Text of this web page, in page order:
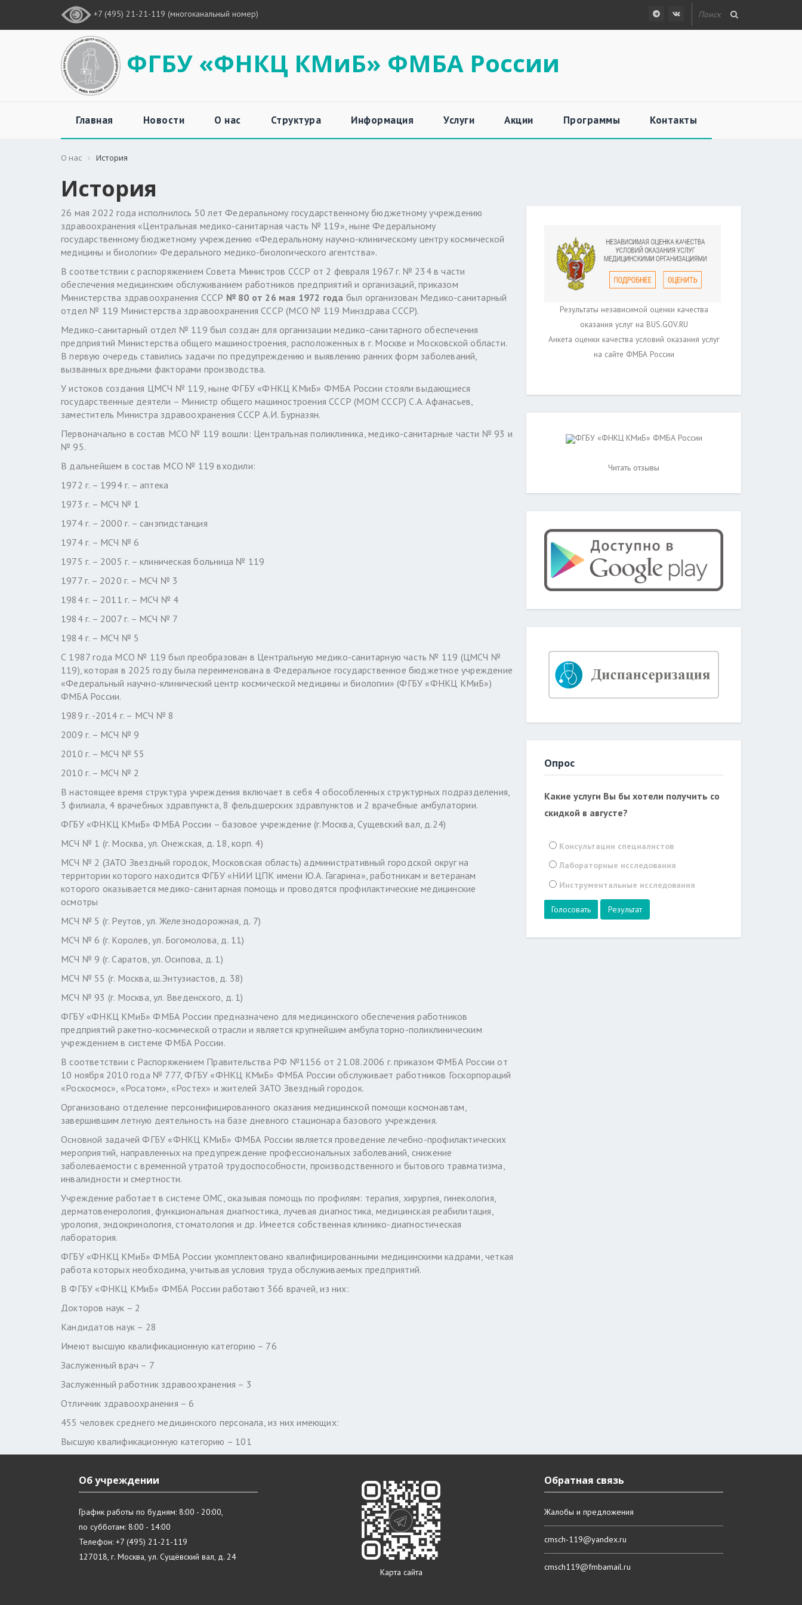
+7 (495) 21-21-119 (многоканальный номер)
ФГБУ «ФНКЦ КМиБ» ФМБА России
Главная Новости О нас Структура Информация Услуги Акции Программы Контакты
О нас История
История
26 мая 2022 года исполнилось 50 лет Федеральному государственному бюджетному учреждению
здравоохранения «Центральная медико-санитарная часть № 119», ныне Федеральному
государственному бюджетному учреждению «Федеральному научно-клиническому центру космической
медицины и биологии» Федерального медико-биологического агентства».
В соответствии с распоряжением Совета Министров СССР от 2 февраля 1967 г. № 234 в части
обеспечения медицинским обслуживанием работников предприятий и организаций, приказом
Министерства здравоохранения СССР № 80 от 26 мая 1972 года был организован Медико-санитарный
отдел № 119 Министерства здравоохранения СССР (МСО № 119 Минздрава СССР).
Медико-санитарный отдел № 119 был создан для организации медико-санитарного обеспечения
предприятий Министерства общего машиностроения, расположенных в г. Москве и Московской области.
В первую очередь ставились задачи по предупреждению и выявлению ранних форм заболеваний,
вызванных вредными факторами производства.
У истоков создания ЦМСЧ № 119, ныне ФГБУ «ФНКЦ КМиБ» ФМБА России стояли выдающиеся
государственные деятели – Министр общего машиностроения СССР (МОМ СССР) С.А. Афанасьев,
заместитель Министра здравоохранения СССР А.И. Бурназян.
Первоначально в состав МСО № 119 вошли: Центральная поликлиника, медико-санитарные части № 93 и
№ 95.
В дальнейшем в состав МСО № 119 входили:
1972 г. – 1994 г. – аптека
1973 г. – МСЧ № 1
1974 г. – 2000 г. – санэпидстанция
1974 г. – МСЧ № 6
1975 г. – 2005 г. – клиническая больница № 119
1977 г. – 2020 г. – МСЧ № 3
1984 г. – 2011 г. – МСЧ № 4
1984 г. – 2007 г. – МСЧ № 7
1984 г. – МСЧ № 5
С 1987 года МСО № 119 был преобразован в Центральную медико-санитарную часть № 119 (ЦМСЧ №
119), которая в 2025 году была переименована в Федеральное государственное бюджетное учреждение
«Федеральный научно-клинический центр космической медицины и биологии» (ФГБУ «ФНКЦ КМиБ»)
ФМБА России.
1989 г. -2014 г. – МСЧ № 8
2009 г. – МСЧ № 9
2010 г. – МСЧ № 55
2010 г. – МСЧ № 2
В настоящее время структура учреждения включает в себя 4 обособленных структурных подразделения,
3 филиала, 4 врачебных здравпункта, 8 фельдшерских здравпунктов и 2 врачебные амбулатории.
ФГБУ «ФНКЦ КМиБ» ФМБА России – базовое учреждение (г.Москва, Сущевский вал, д.24)
МСЧ № 1 (г. Москва, ул. Онежская, д. 18, корп. 4)
МСЧ № 2 (ЗАТО Звездный городок, Московская область) административный городской округ на
территории которого находится ФГБУ «НИИ ЦПК имени Ю.А. Гагарина», работникам и ветеранам
которого оказывается медико-санитарная помощь и проводятся профилактические медицинские
осмотры
МСЧ № 5 (г. Реутов, ул. Железнодорожная, д. 7)
МСЧ № 6 (г. Королев, ул. Богомолова, д. 11)
МСЧ № 9 (г. Саратов, ул. Осипова, д. 1)
МСЧ № 55 (г. Москва, ш.Энтузиастов, д. 38)
МСЧ № 93 (г. Москва, ул. Введенского, д. 1)
ФГБУ «ФНКЦ КМиБ» ФМБА России предназначено для медицинского обеспечения работников
предприятий ракетно-космической отрасли и является крупнейшим амбулаторно-поликлиническим
учреждением в системе ФМБА России.
В соответствии с Распоряжением Правительства РФ №1156 от 21.08.2006 г. приказом ФМБА России от
10 ноября 2010 года № 777, ФГБУ «ФНКЦ КМиБ» ФМБА России обслуживает работников Госкорпораций
«Роскосмос», «Росатом», «Ростех» и жителей ЗАТО Звездный городок.
Организовано отделение персонифицированного оказания медицинской помощи космонавтам,
завершившим летную деятельность на базе дневного стационара базового учреждения.
Основной задачей ФГБУ «ФНКЦ КМиБ» ФМБА России является проведение лечебно-профилактических
мероприятий, направленных на предупреждение профессиональных заболеваний, снижение
заболеваемости с временной утратой трудоспособности, производственного и бытового травматизма,
инвалидности и смертности.
Учреждение работает в системе ОМС, оказывая помощь по профилям: терапия, хирургия, гинекология,
дерматовенерология, функциональная диагностика, лучевая диагностика, медицинская реабилитация,
урология, эндокринология, стоматология и др. Имеется собственная клинико-диагностическая
лаборатория.
ФГБУ «ФНКЦ КМиБ» ФМБА России укомплектовано квалифицированными медицинскими кадрами, четкая
работа которых необходима, учитывая условия труда обслуживаемых предприятий.
В ФГБУ «ФНКЦ КМиБ» ФМБА России работают 366 врачей, из них:
Докторов наук – 2
Кандидатов наук – 28
Имеют высшую квалификационную категорию – 76
Заслуженный врач – 7
Заслуженный работник здравоохранения – 3
Отличник здравоохранения – 6
455 человек среднего медицинского персонала, из них имеющих:
Высшую квалификационную категорию – 101
Результаты независимой оценки качества
оказания услуг на BUS.GOV.RU
Анкета оценки качества условий оказания услуг
на сайте ФМБА России
ФГБУ «ФНКЦ КМиБ» ФМБА России
Читать отзывы
Опрос
Какие услуги Вы бы хотели получить со
скидкой в августе?
Консультации специалистов
Лабораторные исследования
Инструментальные исследования
Результат
Об учреждении
График работы по будням: 8:00 - 20:00,
по субботам: 8:00 - 14:00
Телефон: +7 (495) 21-21-119
127018, г. Москва, ул. Сущёвский вал, д. 24
Карта сайта
Обратная связь
Жалобы и предложения
cmsch-119@yandex.ru
cmsch119@fmbamail.ru